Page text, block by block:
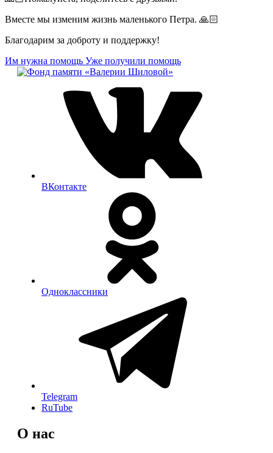
Вместе мы изменим жизнь маленького Петра. 🙏🏻
Благодарим за доброту и поддержку!
Им нужна помощь Уже получили помощь
ВКонтакте
Одноклассники
Telegram
RuTube
О нас